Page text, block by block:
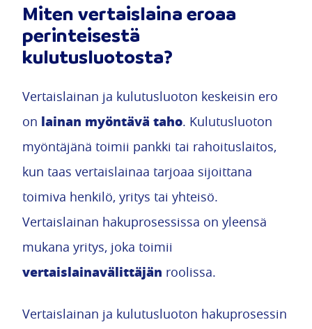
Miten vertaislaina eroaa
perinteisestä
kulutusluotosta?
Vertaislainan ja kulutusluoton keskeisin ero
on lainan myöntävä taho. Kulutusluoton
myöntäjänä toimii pankki tai rahoituslaitos,
kun taas vertaislainaa tarjoaa sijoittana
toimiva henkilö, yritys tai yhteisö.
Vertaislainan hakuprosessissa on yleensä
mukana yritys, joka toimii
vertaislainavälittäjän roolissa.
Vertaislainan ja kulutusluoton hakuprosessin